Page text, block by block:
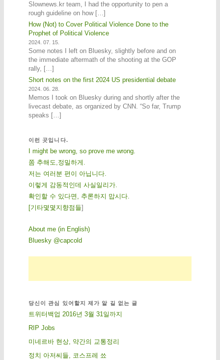
Slownews.kr team, I had the opportunity to pen a
rough guideline on how […]
How (Not) to Cover Political Violence Done to the
Prophet of Political Violence
2024. 07. 15.
Some notes I left on Bluesky, slightly before and on
the immediate aftermath of the shooting at the GOP
rally, […]
Short notes on the first 2024 US presidential debate
2024. 06. 28.
Memos I took on Bluesky during and shortly after the
livecast debate, as organized by CNN. “So far, Trump
speaks […]
이런 곳입니다.
I might be wrong, so prove me wrong.
쫌 추해도,정밀하게.
저는 여러분 편이 아닙니다.
이렇게 감동적인데 사실일리가.
확인할 수 있다면, 추론하지 맙시다.
[기 타몇 몇 지 향점 들]
About me (in English)
Bluesky @capcold
당신이 관심 있어할지 제가 알 길 없는 글
트위터백업 2016년 3월 31일까지
RIP Jobs
미네르바 현상, 약간의 교통정리
정치 아저씨들, 코스프레 쑈